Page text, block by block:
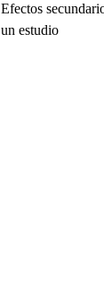
Efectos
un estudio